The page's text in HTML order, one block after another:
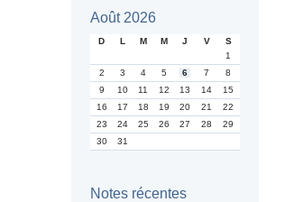
Août 2026
D L M M J V
S
1
2
3 4 5 6 7
8
9
10 11 12 13 14
15
16
17 18 19 20 21
22
23
24 25 26 27 28
29
30
31
Notes récentes